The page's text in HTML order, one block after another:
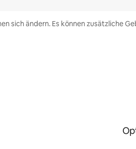
sich ändern. Es können zusätzliche